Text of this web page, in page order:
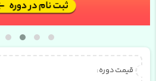
قیمت دوره: